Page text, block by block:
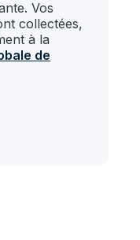
Vos
collectées,
à la
de